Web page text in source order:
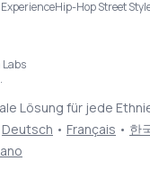
Hip-Hop Street
Lösung für jede
Deutsch • Français • 한